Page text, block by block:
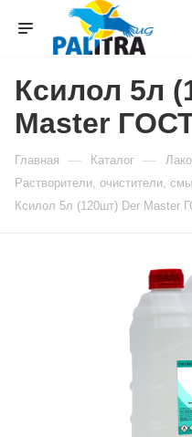
Ксилол 5л
Master
Главная — Каталог —
Растворители, очистители,
Ксилол 5л (120шт) Der Master